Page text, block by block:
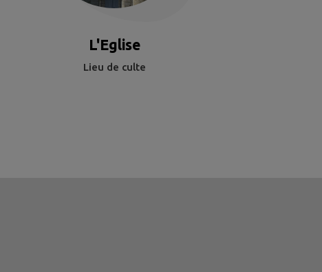
L'Eglise
Lieu de culte